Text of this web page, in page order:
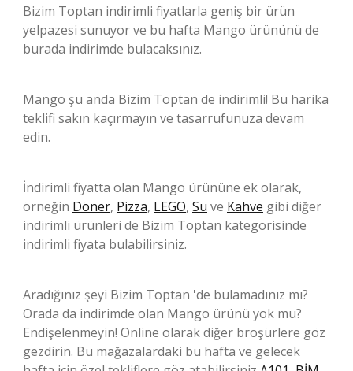
Bizim Toptan indirimli fiyatlarla geniş bir ürün
yelpazesi sunuyor ve bu hafta Mango ürününü de
burada indirimde bulacaksınız.
Mango şu anda Bizim Toptan de indirimli! Bu harika
teklifi sakın kaçırmayın ve tasarrufunuza devam
edin.
İndirimli fiyatta olan Mango ürününe ek olarak,
örneğin Döner, Pizza, LEGO, Su ve Kahve gibi diğer
indirimli ürünleri de Bizim Toptan kategorisinde
indirimli fiyata bulabilirsiniz.
Aradığınız şeyi Bizim Toptan 'de bulamadınız mı?
Orada da indirimde olan Mango ürünü yok mu?
Endişelenmeyin! Online olarak diğer broşürlere göz
gezdirin. Bu mağazalardaki bu hafta ve gelecek